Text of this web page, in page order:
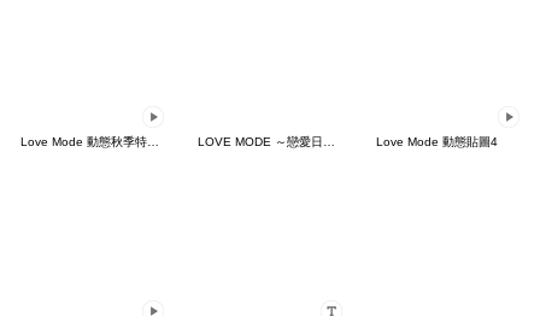
Love Mode 動態貼圖4